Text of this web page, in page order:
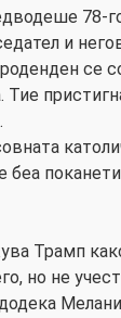
78-
и
роденден се
Тие
Трамп
но не